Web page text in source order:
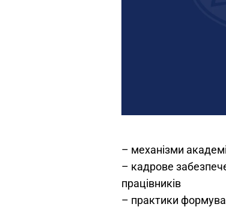
– механізми
– кадрове
працівників
– практики